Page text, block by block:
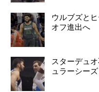
ウルブズと
オフ進出へ
スターデュ
ュラーシー